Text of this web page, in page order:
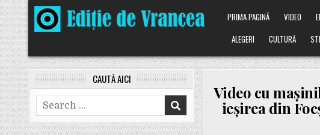
Skip
to
content
PRIMA PAGINĂ VIDEO
ALEGERI
CULTURĂ
Video cu
ieșirea din
CAUTĂ AICI
Search
for: